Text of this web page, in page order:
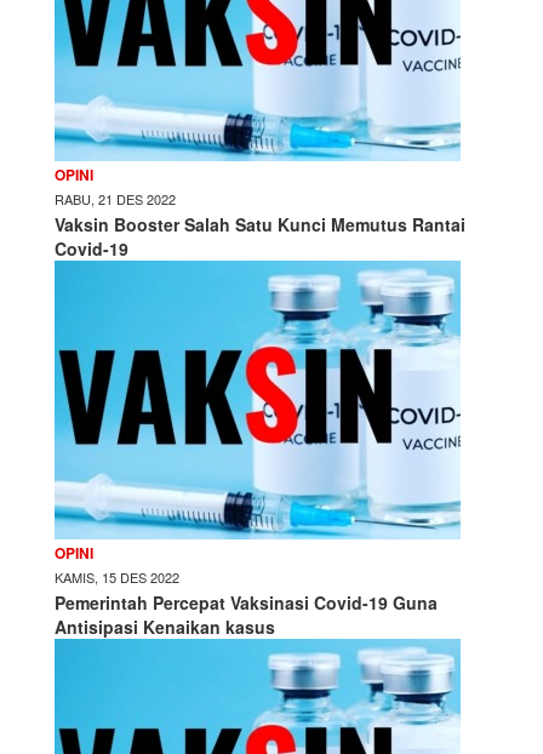
OPINI
RABU, 21 DES 2022
Vaksin Booster Salah Satu Kunci Memutus Rantai
Covid-19
OPINI
KAMIS, 15 DES 2022
Pemerintah Percepat Vaksinasi Covid-19 Guna
Antisipasi Kenaikan kasus